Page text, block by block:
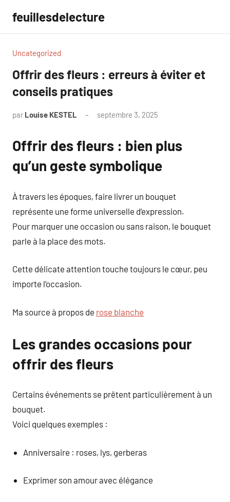
contenu
feuillesdelecture
Uncategorized
Offrir des fleurs : erreurs à éviter et
conseils pratiques
par Louise KESTEL septembre 3, 2025
Offrir des fleurs : bien plus
qu’un geste symbolique
À travers les époques, faire livrer un bouquet
représente une forme universelle d’expression.
Pour marquer une occasion ou sans raison, le bouquet
parle à la place des mots.
Cette délicate attention touche toujours le cœur, peu
importe l’occasion.
Ma source à propos de rose blanche
Les grandes occasions pour
offrir des fleurs
Certains événements se prêtent particulièrement à un
bouquet.
Voici quelques exemples :
Anniversaire : roses, lys, gerberas
Exprimer son amour avec élégance